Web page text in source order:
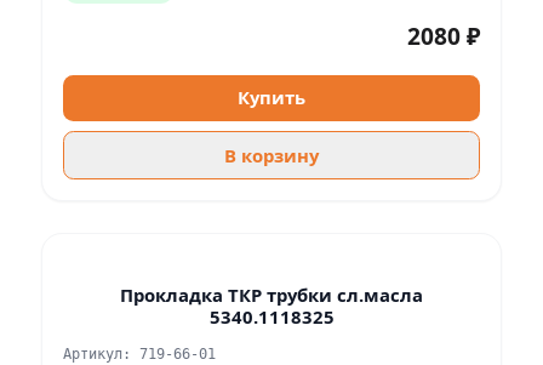
2080 ₽
Купить
В корзину
Прокладка ТКР трубки сл.масла
5340.1118325
Артикул: 719-66-01